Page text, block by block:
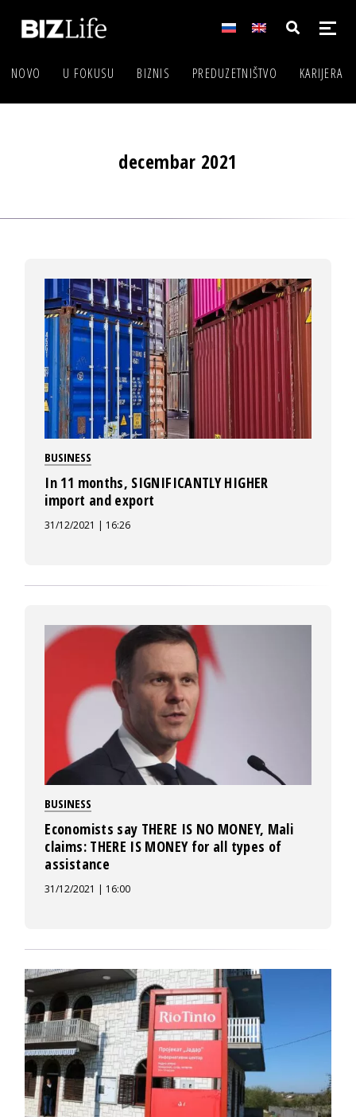
NOVO U FOKUSU BIZNIS PREDUZETNIŠTVO KARIJERA
decembar 2021
BUSINESS
In 11 months, SIGNIFICANTLY HIGHER
import and export
31/12/2021 | 16:26
BUSINESS
Economists say THERE IS NO MONEY, Mali
claims: THERE IS MONEY for all types of
assistance
31/12/2021 | 16:00